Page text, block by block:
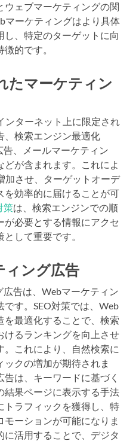
ウェブマーケティングの関
マーケティングはより具体
、特定のターゲットに向
的です。
たマーケティン
ターネット上に限定され
、検索エンジン最適化
告、メールマーケティン
が含まれます。これによ
加させ、ターゲットオーデ
を効率的に届けることが可
策は、検索エンジンでの順
が必要とする情報にアクセ
して重要です。
ィング広告
告は、Webマーケティン
す。SEO対策では、Web
を最適化することで、検索
けるランキングを向上させ
。これにより、自然検索に
クの増加が期待されま
は、キーワードに基づく
結果ページに表示する手法
トラフィックを獲得し、特
ーションが可能になりま
活用することで、デジタ